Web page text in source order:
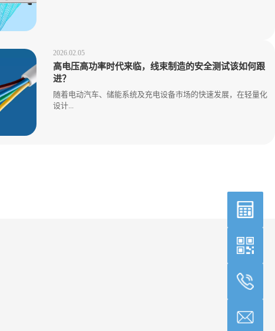
2026.02.05
高电压高功率时代来临，线束制造的安全测试该如何跟
进？
随着电动汽车、储能系统及充电设备市场的快速发展，在轻量化
设计...